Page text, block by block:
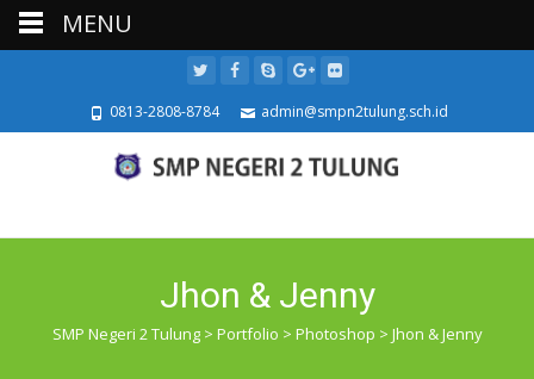
0813-2808-8784 admin@smpn2tulung.sch.id
Jhon & Jenny
SMP Negeri 2 Tulung> Portfolio > Photoshop > Jhon & Jenny
MENU